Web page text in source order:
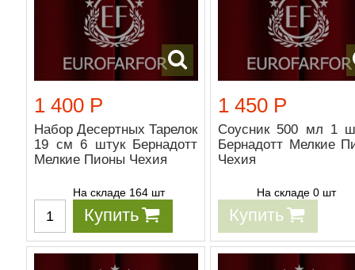
1 400 Р
Набор Десертных Тарелок
19 см 6 штук Бернадотт
Мелкие Пионы Чехия
На складе 164 шт
Купить
1 450 Р
Соусник 500 мл 1
Бернадотт Мелкие
Чехия
На складе 0 шт
Купить